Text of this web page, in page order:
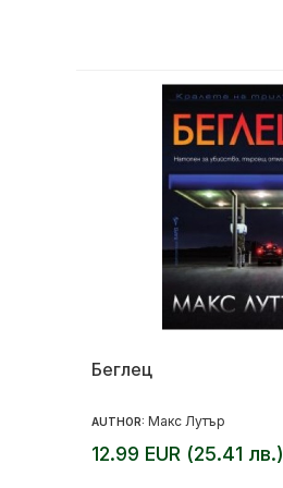
Беглец
AUTHOR: Макс Лутър
12.99 EUR (25.41 лв.)